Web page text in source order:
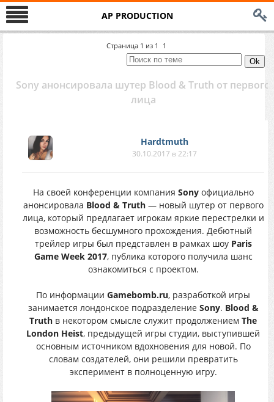
AP PRODUCTION
Страница 1 из 1 1
Sony анонсировала шутер Blood & Truth от первого
лица
Hardtmuth
30.10.2017 в 22:17
На своей конференции компания Sonyофициально
анонсировала Blood & Truth— новый шутер от первого
лица, который предлагает игрокам яркие перестрелки и
возможность бесшумного прохождения. Дебютный
трейлер игры был представлен в рамках шоу Paris
Game Week 2017, публика которого получила шанс
ознакомиться с проектом.
По информации Gamebomb.ru, разработкой игры
занимается лондонское подразделение Sony. Blood &
Truth в некотором смысле служит продолжением The
London Heist, предыдущей игры студии, выступившей
основным источником вдохновения для новой. По
словам создателей, они решили превратить
эксперимент в полноценную игру.